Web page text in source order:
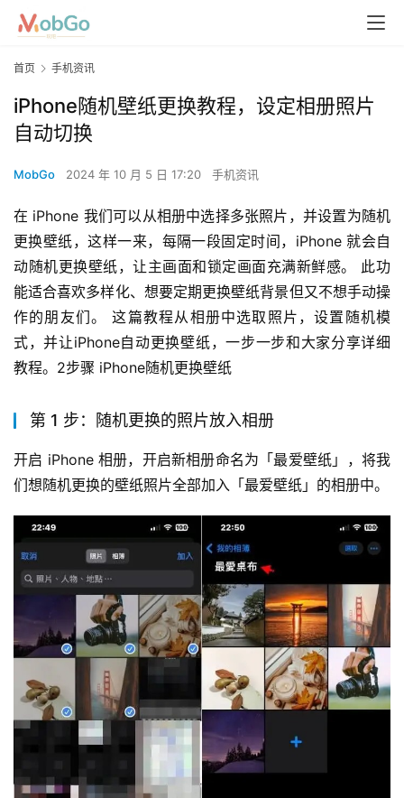
首页 手机资讯
iPhone随机壁纸更换教程，设定相册照片
自动切换
MobGo 2024 年 10 月 5 日 17:20 手机资讯
在 iPhone 我们可以从相册中选择多张照片，并设置为随机
更换壁纸，这样一来，每隔一段固定时间，iPhone 就会自
动随机更换壁纸，让主画面和锁定画面充满新鲜感。 此功
能适合喜欢多样化、想要定期更换壁纸背景但又不想手动操
作的朋友们。 这篇教程从相册中选取照片，设置随机模
式，并让iPhone自动更换壁纸，一步一步和大家分享详细
教程。2步骤 iPhone随机更换壁纸
第 1 步：随机更换的照片放入相册
开启 iPhone 相册，开启新相册命名为「最爱壁纸」，将我
们想随机更换的壁纸照片全部加入「最爱壁纸」的相册中。